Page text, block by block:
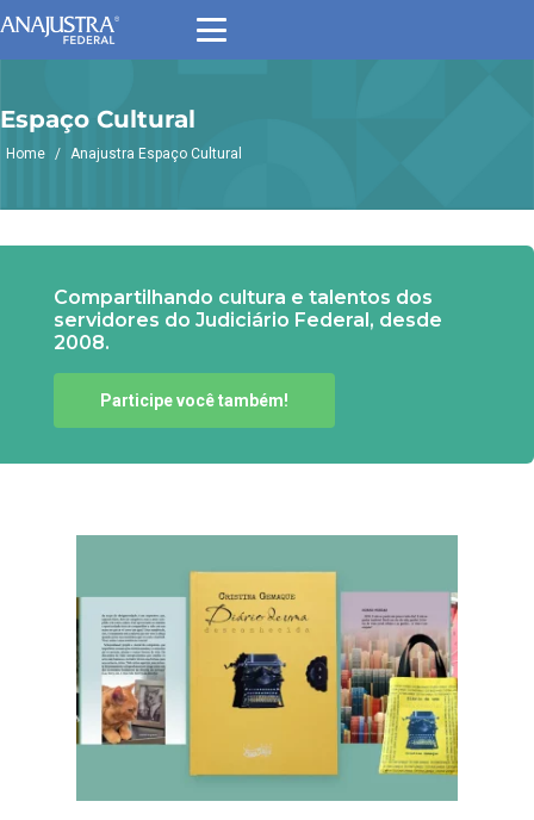
Espaço Cultural
Home / Anajustra Espaço Cultural
Compartilhando cultura e talentos dos
servidores do Judiciário Federal, desde
2008.
Participe você também!